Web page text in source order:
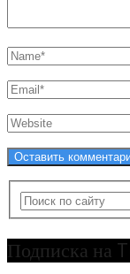
Подписка на